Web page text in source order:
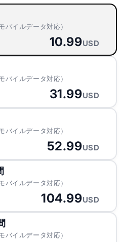
イルデータ対応）
10.99USD
イルデータ対応）
31.99USD
イルデータ対応）
52.99USD
イルデータ対応）
104.99USD
イルデータ対応）